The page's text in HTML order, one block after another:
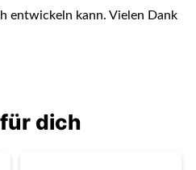
entwickeln kann. Vielen Dank
dich